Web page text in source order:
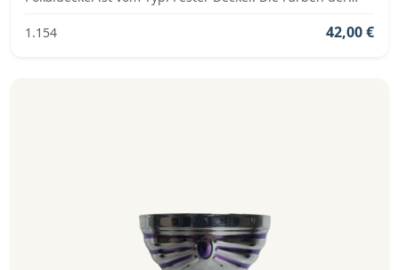
1.154
42,00 €